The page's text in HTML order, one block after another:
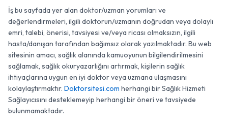
İş bu sayfada yer alan doktor/uzman yorumları ve
değerlendirmeleri, ilgili doktorun/uzmanın doğrudan veya dolaylı
emri, talebi, önerisi, tavsiyesi ve/veya ricası olmaksızın, ilgili
hasta/danışan tarafından bağımsız olarak yazılmaktadır. Bu web
sitesinin amacı, sağlık alanında kamuoyunun bilgilendirilmesini
sağlamak, sağlık okuryazarlığını artırmak, kişilerin sağlık
ihtiyaçlarına uygun en iyi doktor veya uzmana ulaşmasını
kolaylaştırmaktır. Doktorsitesi.com herhangi bir Sağlık Hizmeti
Sağlayıcısını desteklemeyip herhangi bir öneri ve tavsiyede
bulunmamaktadır.